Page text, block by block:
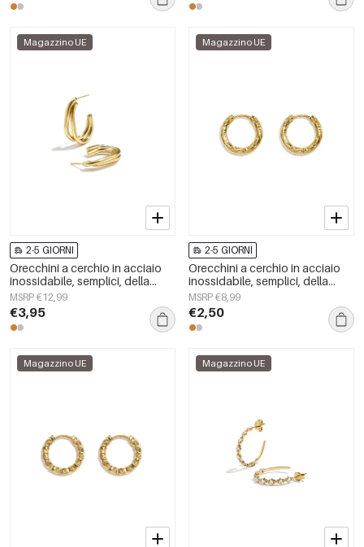
Magazzino UE
2-5 GIORNI
Orecchini a cerchio in acciaio
inossidabile, semplici, della
serie Daily Simple, gioielli da
donna
MSRP €12,99
€3,95
Magazzino UE
2-5 GIORNI
Orecchini a cerchio in acciaio
inossidabile, semplici, della
serie Daily Simple, gioielli da
donna
MSRP €8,99
€2,50
Magazzino UE Magazzino UE